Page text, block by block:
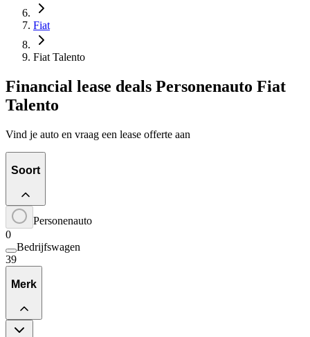
Fiat
Fiat Talento
Financial lease deals Personenauto Fiat
Talento
Vind je auto en vraag een lease offerte aan
Soort
Personenauto
0
Bedrijfswagen
39
Merk